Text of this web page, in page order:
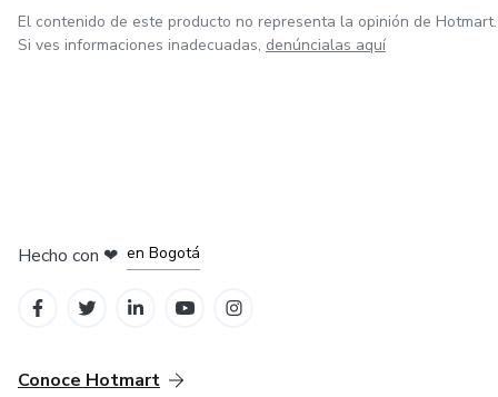
El contenido de este producto no representa la opinión de Hotmart.
Si ves informaciones inadecuadas, denúncialas aquí
Hecho con ❤ en Bogotá
Conoce Hotmart